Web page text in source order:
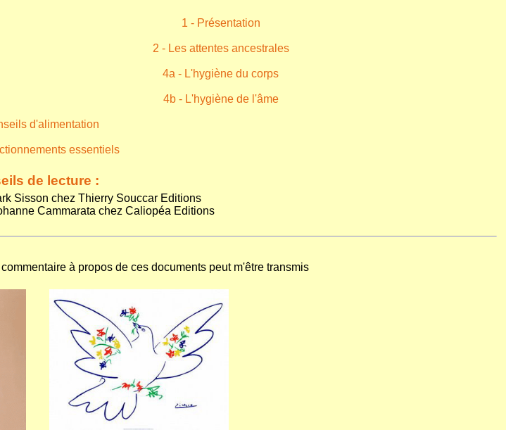
1 - Présentation
2 - Les attentes ancestrales
4a - L'hygiène du corps
4b - L'hygiène de l'âme
d'alimentation
essentiels
de lecture :
Sisson chez Thierry Souccar Editions
Cammarata chez Caliopéa Editions
à propos de ces documents peut m'être transmis